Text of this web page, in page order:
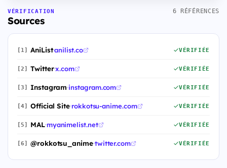
VÉRIFICATION
Sources
6 RÉFÉRENCES
[1] AniList·anilist.co VÉRIFIÉE
[2] Twitter·x.com VÉRIFIÉE
[3] Instagram·instagram.com VÉRIFIÉE
[4] Official Site·rokkotsu-anime.com VÉRIFIÉE
[5] MAL·myanimelist.net VÉRIFIÉE
[6] @rokkotsu_anime·twitter.com VÉRIFIÉE